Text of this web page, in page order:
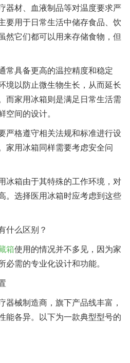
器材、血液制品等对温度要求严
要用于日常生活中储存食品、饮
然它们都可以用来存储食物，但
常具备更高的温控精度和稳定
境以防止微生物生长，从而延长
而家用冰箱则是满足日常生活需
空间的设计。
严格遵守相关法规和标准进行设
家用冰箱同样需要考虑安全问
冰箱由于其特殊的工作环境，对
。选择医用冰箱时应考虑到这些
什么区别？
箱使用的情况并不多见，因为家
必需的专业化设计和功能。
器械制造商，旗下产品线丰富，
能各异。以下为一款典型型号的